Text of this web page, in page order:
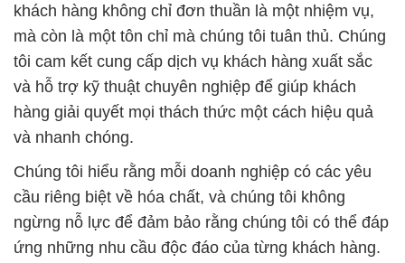
khách hàng không chỉ đơn thuần là một nhiệm vụ,
mà còn là một tôn chỉ mà chúng tôi tuân thủ. Chúng
tôi cam kết cung cấp dịch vụ khách hàng xuất sắc
và hỗ trợ kỹ thuật chuyên nghiệp để giúp khách
hàng giải quyết mọi thách thức một cách hiệu quả
và nhanh chóng.
Chúng tôi hiểu rằng mỗi doanh nghiệp có các yêu
cầu riêng biệt về hóa chất, và chúng tôi không
ngừng nỗ lực để đảm bảo rằng chúng tôi có thể đáp
ứng những nhu cầu độc đáo của từng khách hàng.